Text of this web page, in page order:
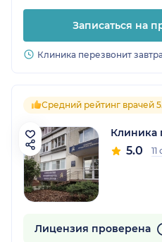
Записаться на
Клиника перезвонит
Средний рейтинг врачей
Клиника
5.0
Лицензия проверена